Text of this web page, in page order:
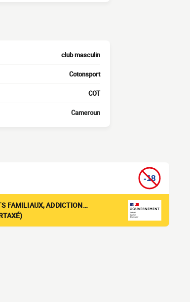
club masculin
Cotonsport
COT
Cameroun
FAMILIAUX, ADDICTION…